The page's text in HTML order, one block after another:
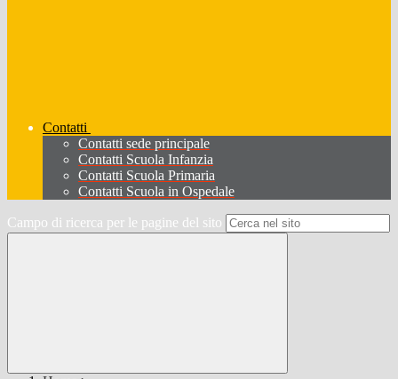
Contatti
Contatti sede principale
Contatti Scuola Infanzia
Contatti Scuola Primaria
Contatti Scuola in Ospedale
Campo di ricerca per le pagine del sito